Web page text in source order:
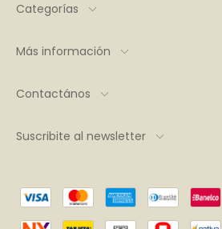
Categorías
Más información
Contactános
Suscribite al newsletter